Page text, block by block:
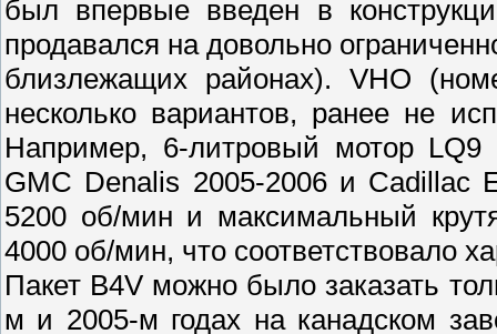
был впервые введен в
продавался на довольно
близлежащих районах). VHO
несколько вариантов, ранее не
Например, 6-литровый мотор
GMC Denalis 2005-2006 и Cadillac
5200 об/мин и максимальный
4000 об/мин, что соответствовало
Пакет B4V можно было заказать
м и 2005-м годах на канадском